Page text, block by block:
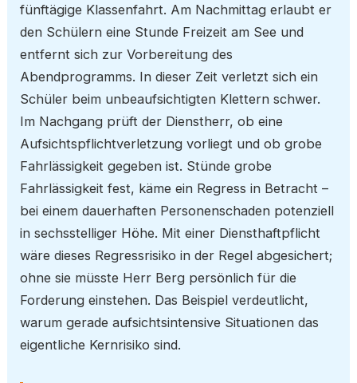
fünftägige Klassenfahrt. Am Nachmittag erlaubt er
den Schülern eine Stunde Freizeit am See und
entfernt sich zur Vorbereitung des
Abendprogramms. In dieser Zeit verletzt sich ein
Schüler beim unbeaufsichtigten Klettern schwer.
Im Nachgang prüft der Dienstherr, ob eine
Aufsichtspflichtverletzung vorliegt und ob grobe
Fahrlässigkeit gegeben ist. Stünde grobe
Fahrlässigkeit fest, käme ein Regress in Betracht –
bei einem dauerhaften Personenschaden potenziell
in sechsstelliger Höhe. Mit einer Diensthaftpflicht
wäre dieses Regressrisiko in der Regel abgesichert;
ohne sie müsste Herr Berg persönlich für die
Forderung einstehen. Das Beispiel verdeutlicht,
warum gerade aufsichtsintensive Situationen das
eigentliche Kernrisiko sind.